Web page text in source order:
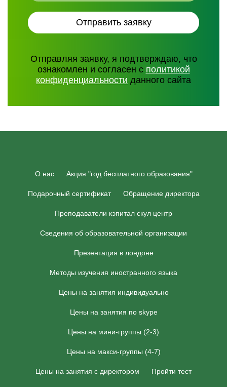
Отправляя заявку, я подтверждаю, что
ознакомлен и согласен с политикой
конфиденциальности данного сайта
О нас Акция "год бесплатного образования"
Подарочный сертификат Обращение директора
Преподаватели кэпитал скул центр
Сведения об образовательной организации
Презентация в лондоне
Методы изучения иностранного языка
Цены на занятия индивидуально
Цены на занятия по skype
Цены на мини-группы (2-3)
Цены на макси-группы (4-7)
Цены на занятия с директором Пройти тест